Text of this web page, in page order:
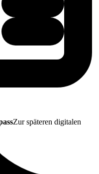
Zur späteren digitalen